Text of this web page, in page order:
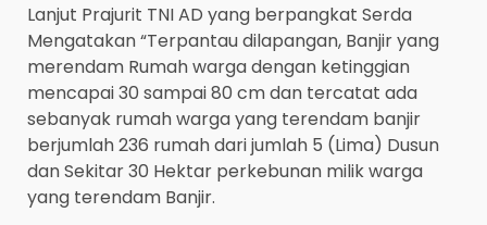
Lanjut Prajurit TNI AD yang berpangkat Serda
Mengatakan “Terpantau dilapangan, Banjir yang
merendam Rumah warga dengan ketinggian
mencapai 30 sampai 80 cm dan tercatat ada
sebanyak rumah warga yang terendam banjir
berjumlah 236 rumah dari jumlah 5 (Lima) Dusun
dan Sekitar 30 Hektar perkebunan milik warga
yang terendam Banjir.